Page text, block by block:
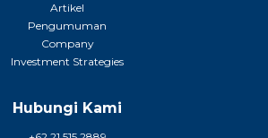
Artikel
Pengumuman
Company
Investment Strategies
Hubungi Kami